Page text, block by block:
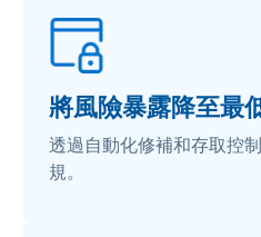
將風險暴露降至最
透過自動化修補和存取控
規。